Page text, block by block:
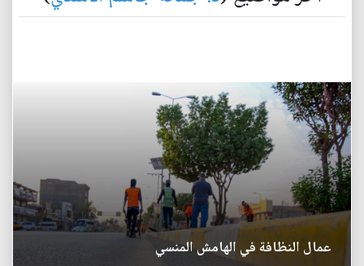
عمال النظافة في الهامش المنسي